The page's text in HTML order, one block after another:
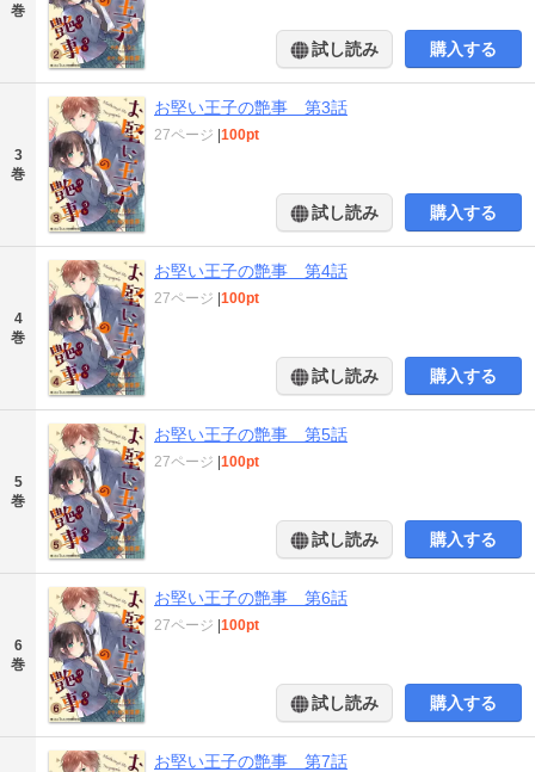
巻
試し読み 購入する
3
巻
お堅い王子の艶事 第3話
27ページ |100pt
試し読み 購入する
4
巻
お堅い王子の艶事 第4話
27ページ |100pt
試し読み 購入する
5
巻
お堅い王子の艶事 第5話
27ページ |100pt
試し読み 購入する
6
巻
お堅い王子の艶事 第6話
27ページ |100pt
試し読み 購入する
お堅い王子の艶事 第7話